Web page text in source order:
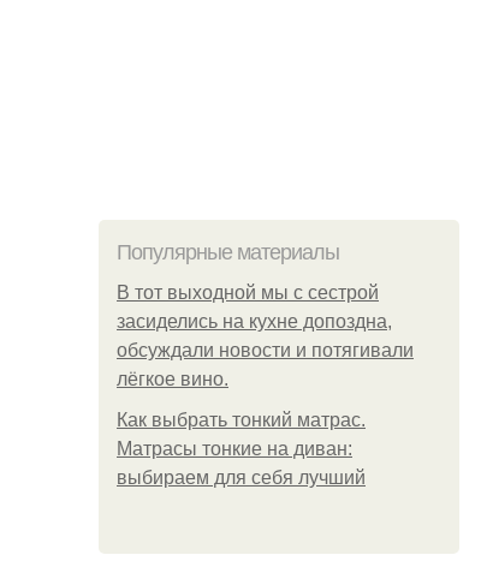
Популярные материалы
В тот выходной мы с сестрой
засиделись на кухне допоздна,
обсуждали новости и потягивали
лёгкое вино.
Как выбрать тонкий матрас.
Матрасы тонкие на диван:
выбираем для себя лучший